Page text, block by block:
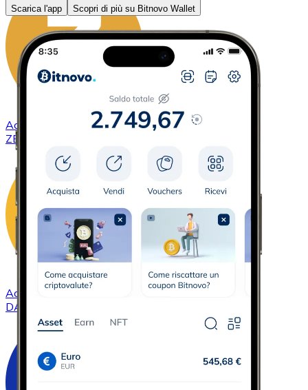
Acquistare ZCashcon bonifico bancario
ZEC
AcquistareDAI con bonifico bancario
DAI
Scarica l'app Scopri di più su Bitnovo Wallet